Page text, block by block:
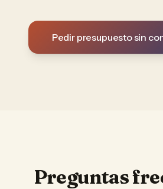
Pedir presupuesto sin
Preguntas